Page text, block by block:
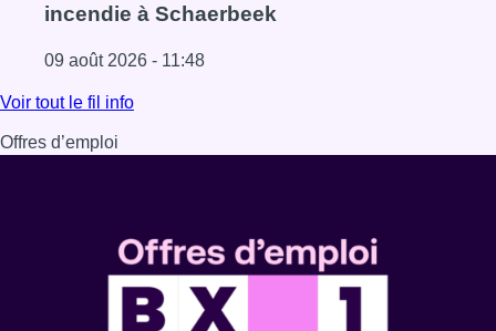
incendie à Schaerbeek
09 août 2026 - 11:48
Lire l'article Deux personnes hospitalisées après un
Voir tout le fil info
Offres d’emploi